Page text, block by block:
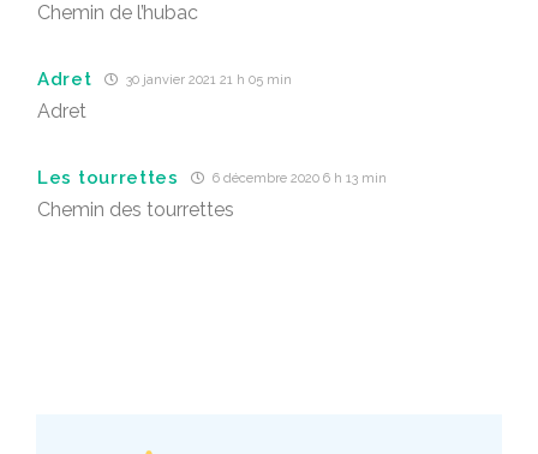
Chemin de l’hubac
Adret 30 janvier 2021 21 h 05 min
Adret
Les tourrettes 6 décembre 2020 6 h 13 min
Chemin des tourrettes